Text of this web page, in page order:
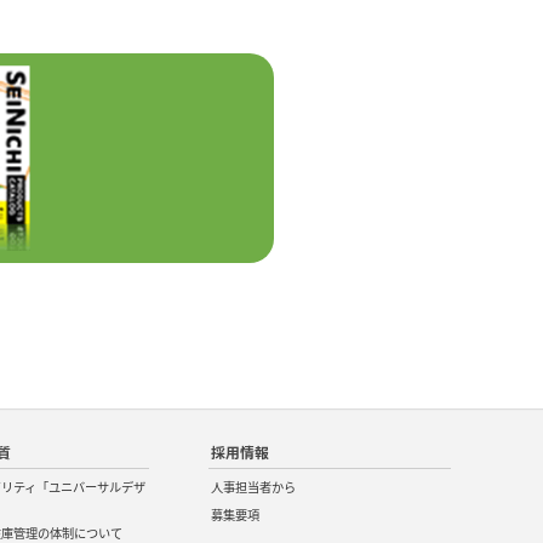
ティ「ユニバーサルデザ
管理の体制について
採用情報
人事担当者から
募集要項